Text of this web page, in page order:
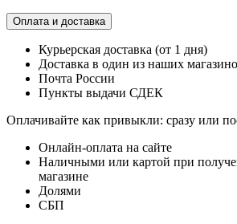
Оплата и доставка
Курьерская доставка (от 1 дня)
Доставка в один из наших
Почта России
Пункты выдачи СДЕК
Оплачивайте как привыкли: сразу или
Онлайн-оплата на сайте
Наличными или картой при
магазине
Долями
СБП